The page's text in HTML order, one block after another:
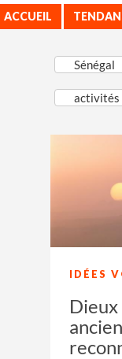
ACCUEIL
IDÉES